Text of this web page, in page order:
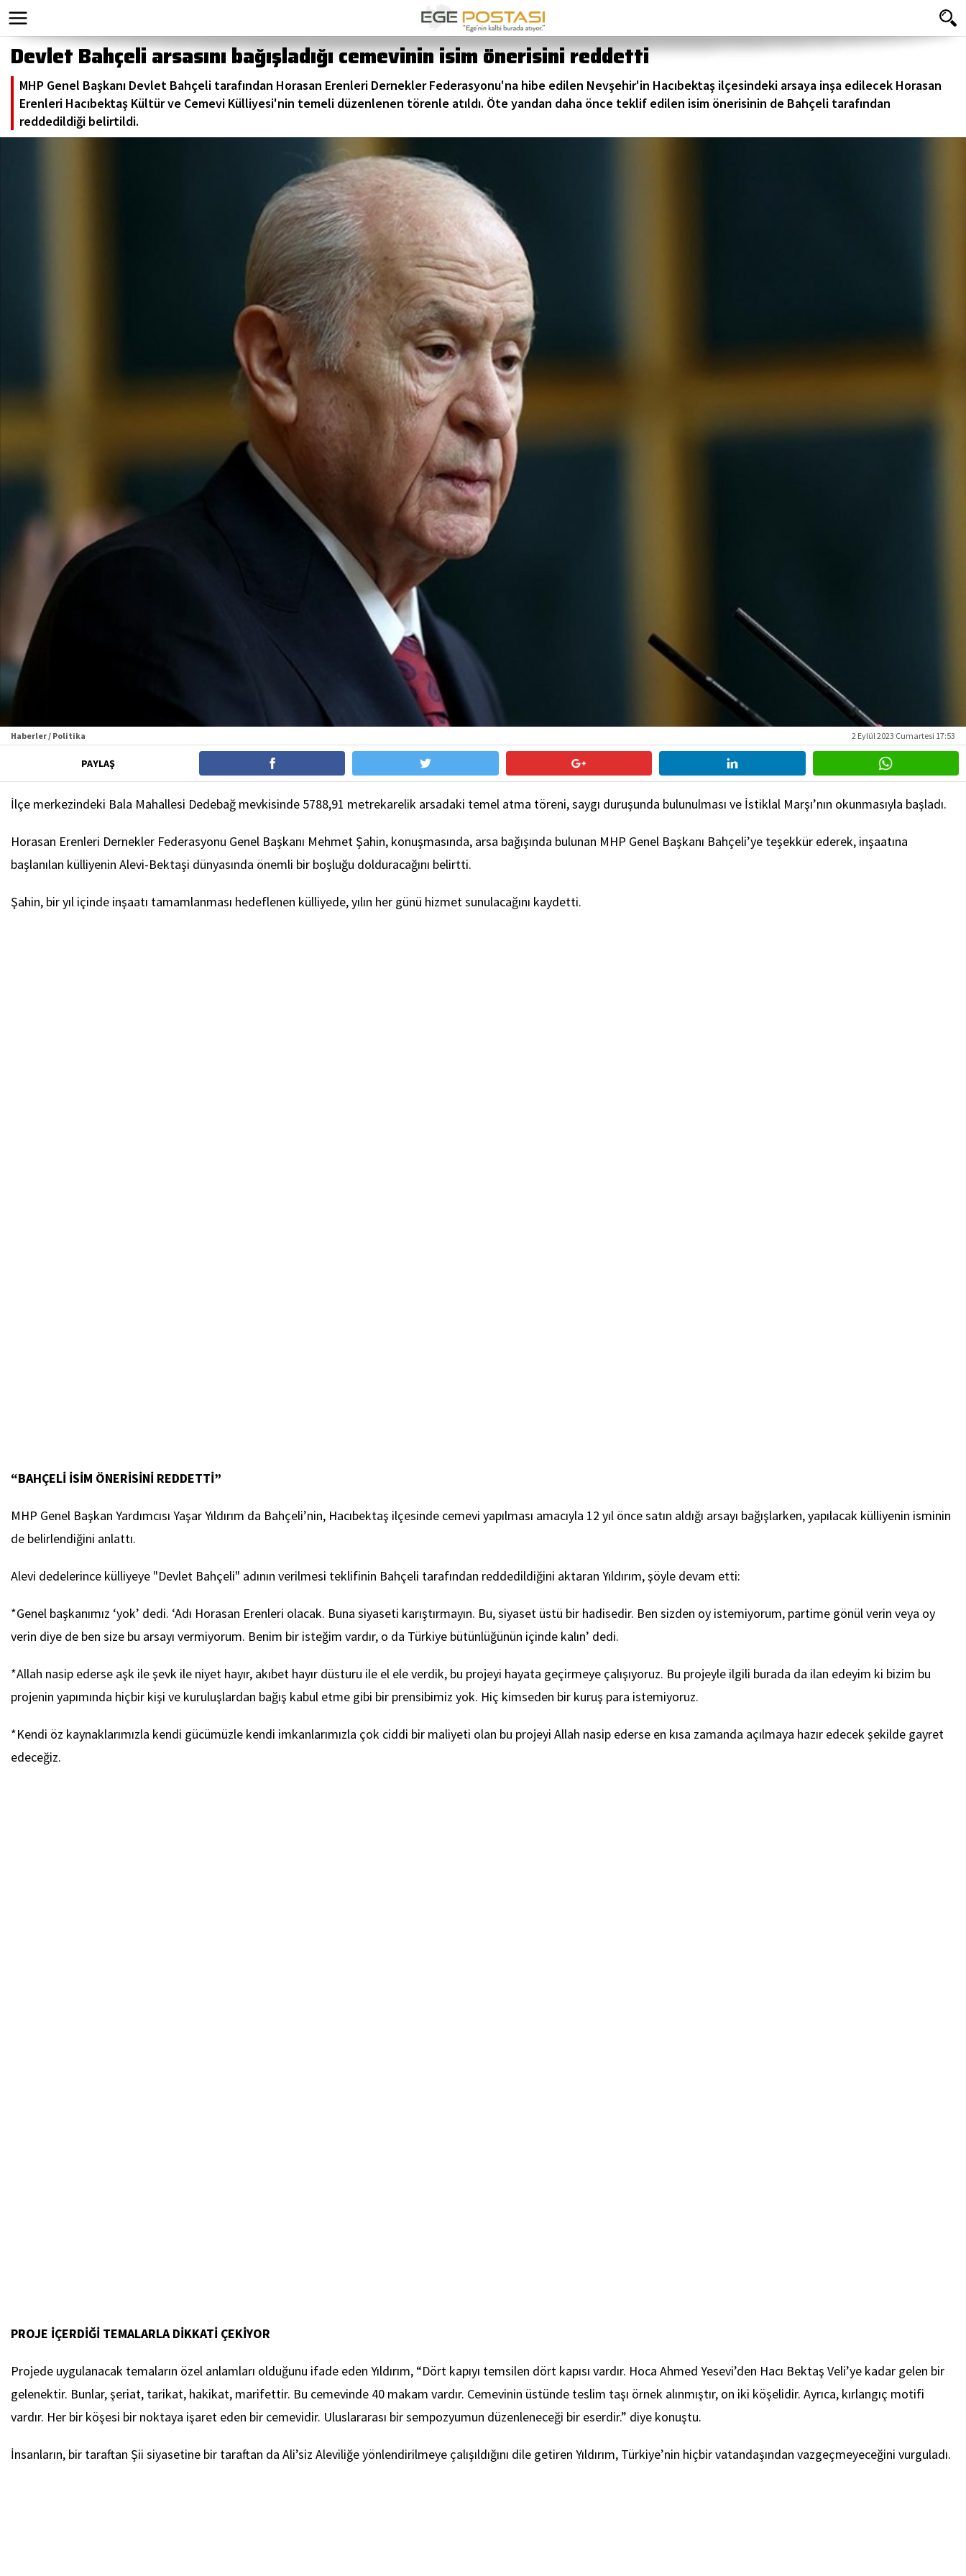
Devlet Bahçeli arsasını bağışladığı cemevinin isim önerisini reddetti
MHP Genel Başkanı Devlet Bahçeli tarafından Horasan Erenleri Dernekler Federasyonu'na hibe edilen Nevşehir'in Hacıbektaş ilçesindeki arsaya inşa edilecek Horasan
Erenleri Hacıbektaş Kültür ve Cemevi Külliyesi'nin temeli düzenlenen törenle atıldı. Öte yandan daha önce teklif edilen isim önerisinin de Bahçeli tarafından
reddedildiği belirtildi.
Haberler / Politika 2 Eylül 2023 Cumartesi 17:53
PAYLAŞ
İlçe merkezindeki Bala Mahallesi Dedebağ mevkisinde 5788,91 metrekarelik arsadaki temel atma töreni, saygı duruşunda bulunulması ve İstiklal Marşı’nın okunmasıyla başladı.
Horasan Erenleri Dernekler Federasyonu Genel Başkanı Mehmet Şahin, konuşmasında, arsa bağışında bulunan MHP Genel Başkanı Bahçeli’ye teşekkür ederek, inşaatına
başlanılan külliyenin Alevi-Bektaşi dünyasında önemli bir boşluğu dolduracağını belirtti.
Şahin, bir yıl içinde inşaatı tamamlanması hedeflenen külliyede, yılın her günü hizmet sunulacağını kaydetti.
“BAHÇELİ İSİM ÖNERİSİNİ REDDETTİ”
MHP Genel Başkan Yardımcısı Yaşar Yıldırım da Bahçeli’nin, Hacıbektaş ilçesinde cemevi yapılması amacıyla 12 yıl önce satın aldığı arsayı bağışlarken, yapılacak külliyenin isminin
de belirlendiğini anlattı.
Alevi dedelerince külliyeye "Devlet Bahçeli" adının verilmesi teklifinin Bahçeli tarafından reddedildiğini aktaran Yıldırım, şöyle devam etti:
*Genel başkanımız ‘yok’ dedi. ‘Adı Horasan Erenleri olacak. Buna siyaseti karıştırmayın. Bu, siyaset üstü bir hadisedir. Ben sizden oy istemiyorum, partime gönül verin veya oy
verin diye de ben size bu arsayı vermiyorum. Benim bir isteğim vardır, o da Türkiye bütünlüğünün içinde kalın’ dedi.
*Allah nasip ederse aşk ile şevk ile niyet hayır, akıbet hayır düsturu ile el ele verdik, bu projeyi hayata geçirmeye çalışıyoruz. Bu projeyle ilgili burada da ilan edeyim ki bizim bu
projenin yapımında hiçbir kişi ve kuruluşlardan bağış kabul etme gibi bir prensibimiz yok. Hiç kimseden bir kuruş para istemiyoruz.
*Kendi öz kaynaklarımızla kendi gücümüzle kendi imkanlarımızla çok ciddi bir maliyeti olan bu projeyi Allah nasip ederse en kısa zamanda açılmaya hazır edecek şekilde gayret
edeceğiz.
PROJE İÇERDİĞİ TEMALARLA DİKKATİ ÇEKİYOR
Projede uygulanacak temaların özel anlamları olduğunu ifade eden Yıldırım, “Dört kapıyı temsilen dört kapısı vardır. Hoca Ahmed Yesevi’den Hacı Bektaş Veli’ye kadar gelen bir
gelenektir. Bunlar, şeriat, tarikat, hakikat, marifettir. Bu cemevinde 40 makam vardır. Cemevinin üstünde teslim taşı örnek alınmıştır, on iki köşelidir. Ayrıca, kırlangıç motifi
vardır. Her bir köşesi bir noktaya işaret eden bir cemevidir. Uluslararası bir sempozyumun düzenleneceği bir eserdir.” diye konuştu.
İnsanların, bir taraftan Şii siyasetine bir taraftan da Ali’siz Aleviliğe yönlendirilmeye çalışıldığını dile getiren Yıldırım, Türkiye’nin hiçbir vatandaşından vazgeçmeyeceğini vurguladı.